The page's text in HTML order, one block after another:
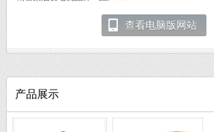
查看电脑版网站
产品展示